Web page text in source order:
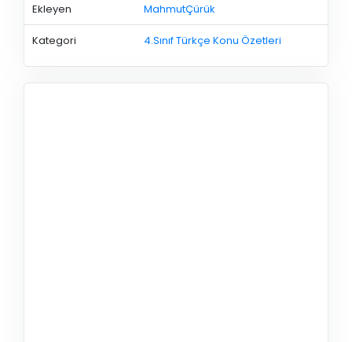
Ekleyen MahmutÇürük
Kategori 4.Sınıf Türkçe Konu Özetleri